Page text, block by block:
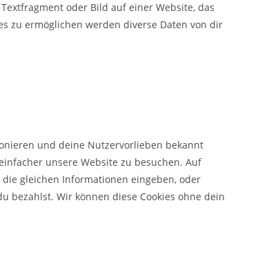
oder Bild auf einer Website, das
zu ermöglichen werden diverse Daten von dir
und deine Nutzervorlieben bekannt
unsere Website zu besuchen. Auf
gleichen Informationen eingeben, oder
bezahlst. Wir können diese Cookies ohne dein